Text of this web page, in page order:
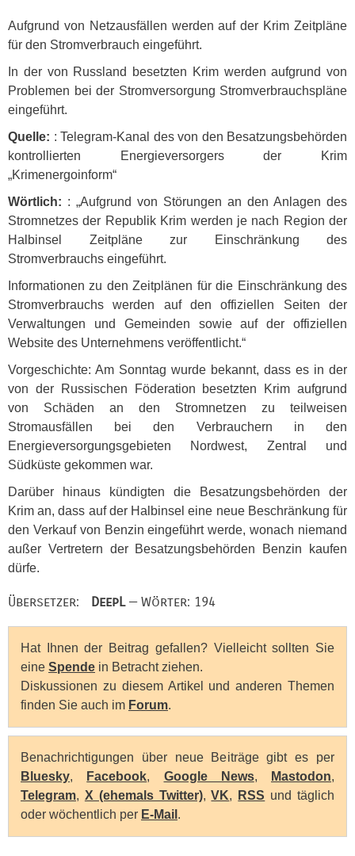
Aufgrund von Netzausfällen werden auf der Krim Zeitpläne
für den Stromverbrauch eingeführt.
In der von Russland besetzten Krim werden aufgrund von
Problemen bei der Stromversorgung Stromverbrauchspläne
eingeführt.
Quelle: : Telegram-Kanal des von den Besatzungsbehörden
kontrollierten Energieversorgers der Krim
„Krimenergoinform“
Wörtlich: : „Aufgrund von Störungen an den Anlagen des
Stromnetzes der Republik Krim werden je nach Region der
Halbinsel Zeitpläne zur Einschränkung des
Stromverbrauchs eingeführt.
Informationen zu den Zeitplänen für die Einschränkung des
Stromverbrauchs werden auf den offiziellen Seiten der
Verwaltungen und Gemeinden sowie auf der offiziellen
Website des Unternehmens veröffentlicht.“
Vorgeschichte: Am Sonntag wurde bekannt, dass es in der
von der Russischen Föderation besetzten Krim aufgrund
von Schäden an den Stromnetzen zu teilweisen
Stromausfällen bei den Verbrauchern in den
Energieversorgungsgebieten Nordwest, Zentral und
Südküste gekommen war.
Darüber hinaus kündigten die Besatzungsbehörden der
Krim an, dass auf der Halbinsel eine neue Beschränkung für
den Verkauf von Benzin eingeführt werde, wonach niemand
außer Vertretern der Besatzungsbehörden Benzin kaufen
dürfe.
Übersetzer: DeepL— Wörter: 194
Hat Ihnen der Beitrag gefallen? Vielleicht sollten Sie
eine Spende in Betracht ziehen.
Diskussionen zu diesem Artikel und anderen Themen
finden Sie auch im Forum.
Benachrichtigungen über neue Beiträge gibt es per
Bluesky, Facebook, Google News, Mastodon,
Telegram, X (ehemals Twitter),VK, RSS und täglich
oder wöchentlich per E-Mail .